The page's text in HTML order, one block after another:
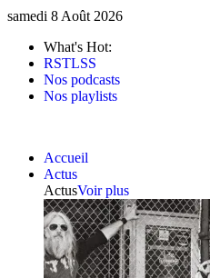
samedi 8 Août 2026
What's Hot:
RSTLSS
Nos podcasts
Nos playlists
Accueil
Actus
ActusVoir plus